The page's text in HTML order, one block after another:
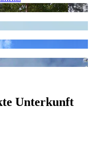
Unterkunft